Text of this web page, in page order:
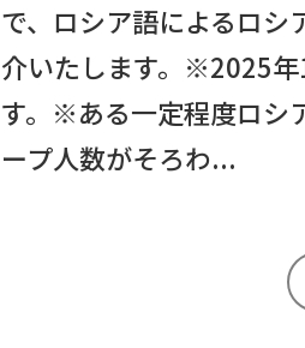
で、ロシア語によるロ
介いたします。※2025年
す。※ある一定程度ロシ
ープ人数がそろわ...